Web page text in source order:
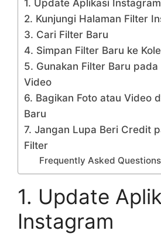
1. Update Aplikasi Instagram
2. Kunjungi Halaman Filter
3. Cari Filter Baru
4. Simpan Filter Baru ke
5. Gunakan Filter Baru pada
Video
6. Bagikan Foto atau Video
Baru
7. Jangan Lupa Beri Credit
Filter
Frequently Asked
1. Update
Instagram